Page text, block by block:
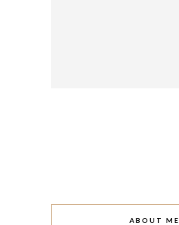
ABOUT ME